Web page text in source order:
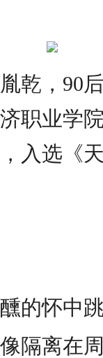
乾，90
职业学
入选《
的怀中
隔离在